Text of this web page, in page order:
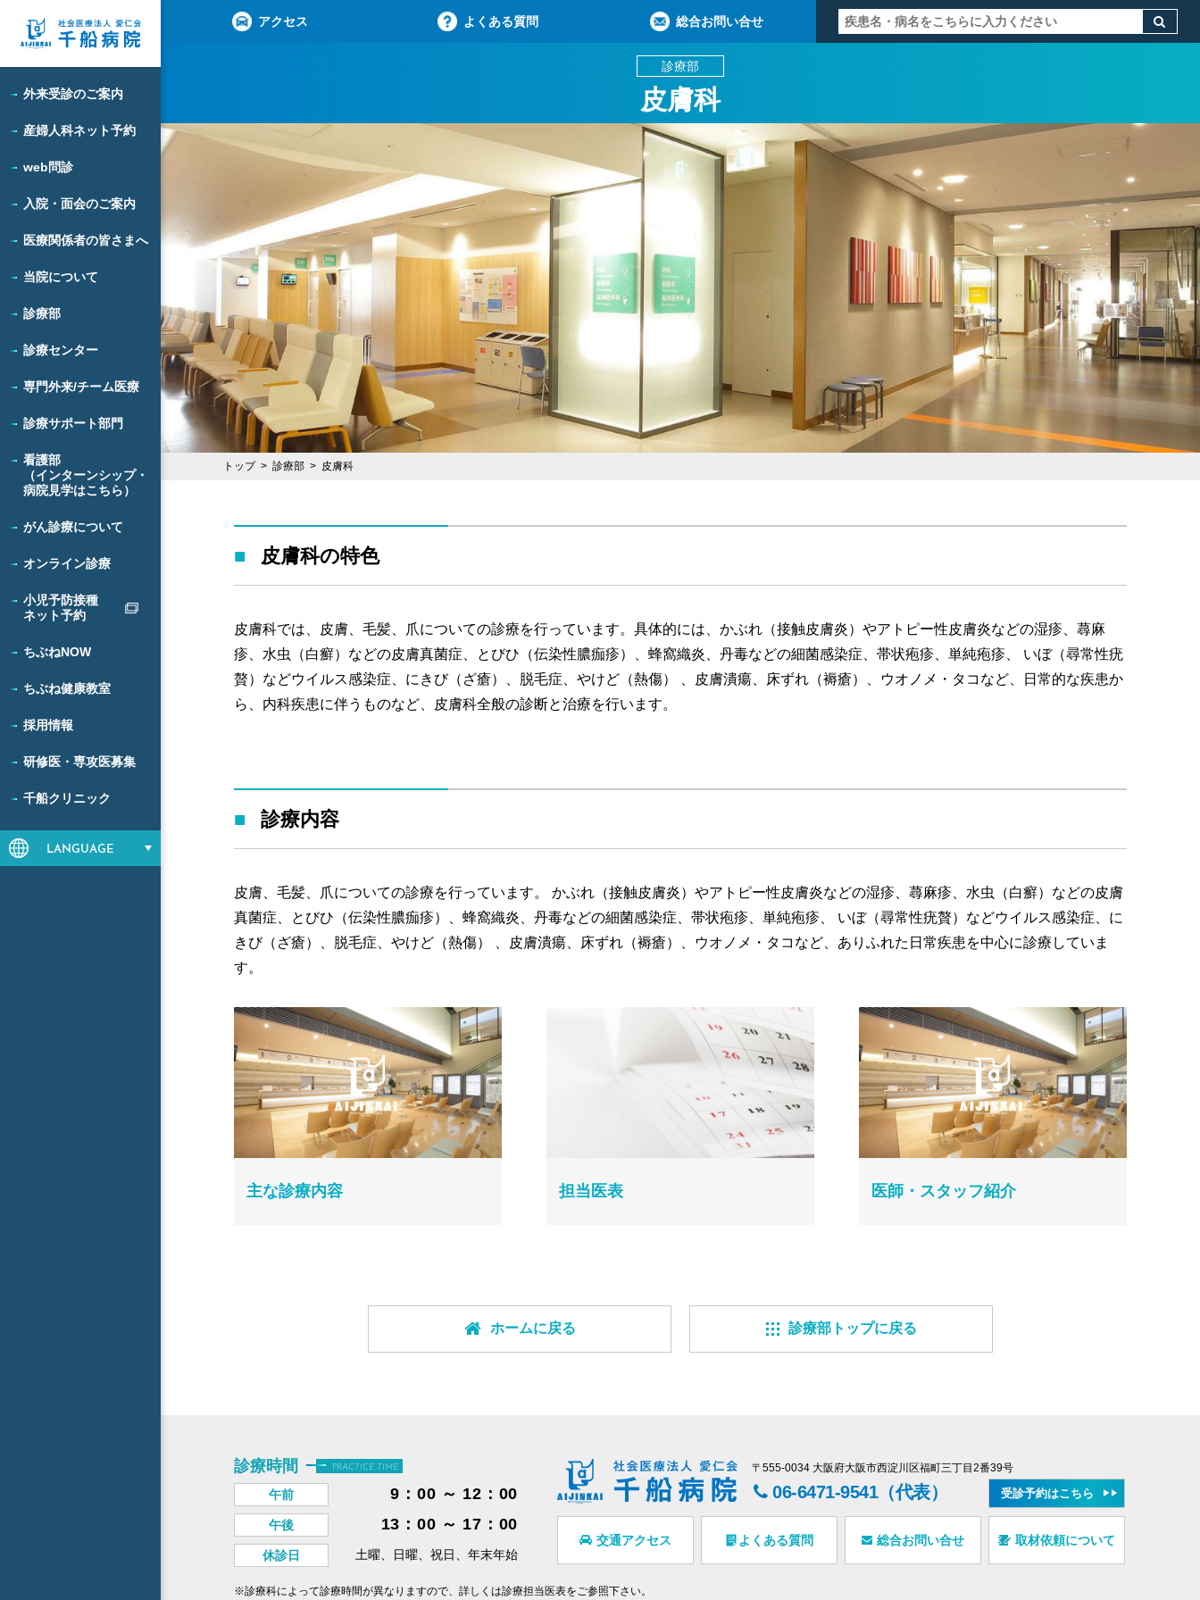
外来受診のご案内
産婦人科ネット予約
web問診
入院・面会のご案内
医療関係者の皆さまへ
当院について
診療部
診療センター
専門外来/チーム医療
診療サポート部門
看護部
（インターンシップ・
病院見学はこちら）
がん診療について
オンライン診療
小児予防接種
ネット予約
ちぶねNOW
ちぶね健康教室
採用情報
研修医・専攻医募集
千船クリニック
LANGUAGE
アクセス よくある質問 総合お問い合せ
診療部
皮膚科
トップ 診療部 皮膚科
皮膚科の特色
皮膚科では、皮膚、毛髪、爪についての診療を行っています。具体的には、かぶれ（接触皮膚炎）やアトピー性皮膚炎などの湿疹、蕁麻
疹、水虫（白癬）などの皮膚真菌症、とびひ（伝染性膿痂疹）、蜂窩織炎、丹毒などの細菌感染症、帯状疱疹、単純疱疹、 いぼ（尋常性疣
贅）などウイルス感染症、にきび（ざ瘡）、脱毛症、やけど（熱傷） 、皮膚潰瘍、床ずれ（褥瘡）、ウオノメ・タコなど、日常的な疾患か
ら、内科疾患に伴うものなど、皮膚科全般の診断と治療を行います。
診療内容
皮膚、毛髪、爪についての診療を行っています。 かぶれ（接触皮膚炎）やアトピー性皮膚炎などの湿疹、蕁麻疹、水虫（白癬）などの皮膚
真菌症、とびひ（伝染性膿痂疹）、蜂窩織炎、丹毒などの細菌感染症、帯状疱疹、単純疱疹、 いぼ（尋常性疣贅）などウイルス感染症、に
きび（ざ瘡）、脱毛症、やけど（熱傷） 、皮膚潰瘍、床ずれ（褥瘡）、ウオノメ・タコなど、ありふれた日常疾患を中心に診療していま
す。
主な診療内容 担当医表 医師・スタッフ紹介
ホームに戻る 診療部トップに戻る
診療時間 PRACTICE TIME
午前 9：00 ～ 12：00
午後 13：00 ～ 17：00
休診日 土曜、日曜、祝日、年末年始
※診療科によって診療時間が異なりますので、詳しくは診療担当医表をご参照下さい。
〒555-0034 大阪府大阪市西淀川区福町三丁目2番39号
06-6471-9541（代表） 受診予約はこちら
交通アクセス よくある質問 総合お問い合せ 取材依頼について